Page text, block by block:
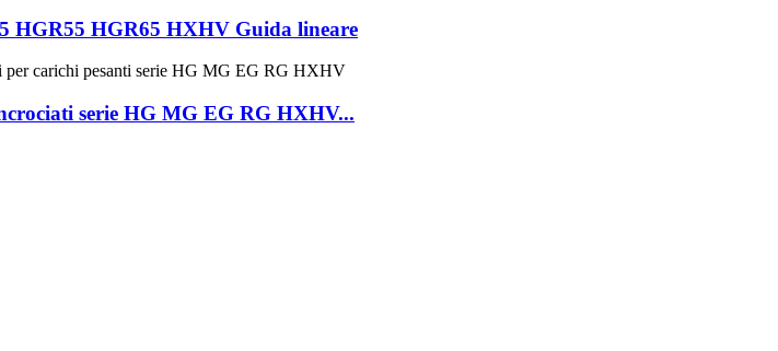
HGR55 HGR65 HXHV Guida lineare
serie HG MG EG RG HXHV...